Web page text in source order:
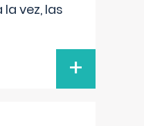
vez, las
+